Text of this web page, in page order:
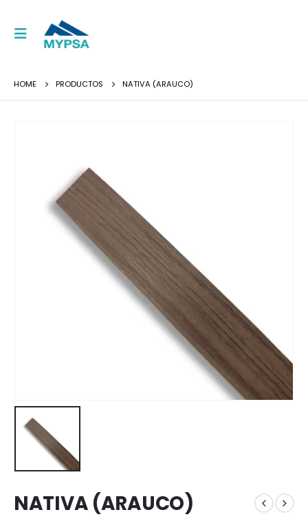
HOME PRODUCTOS NATIVA (ARAUCO)
NATIVA (ARAUCO)